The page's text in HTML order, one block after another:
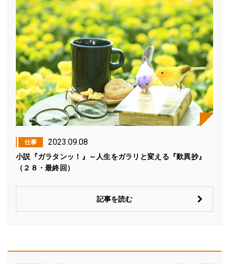
仕事 2023.09.08
小説『ガラタンッ！』～人生をガラリと変える『歎異抄』
（２８・最終回）
記事を読む